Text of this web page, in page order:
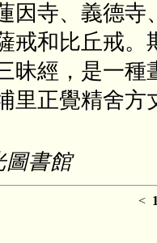
因寺、義德
戒和比丘戒
昧經，是一
里正覺精舍
圖書館
<